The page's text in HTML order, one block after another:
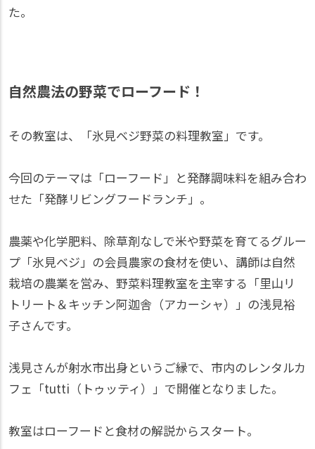
た。
自然農法の野菜でローフード！
その教室は、「氷見ベジ野菜の料理教室」です。
今回のテーマは「ローフード」と発酵調味料を組み合わ
せた「発酵リビングフードランチ」。
農薬や化学肥料、除草剤なしで米や野菜を育てるグルー
プ「氷見ベジ」の会員農家の食材を使い、講師は自然
栽培の農業を営み、野菜料理教室を主宰する「里山リ
トリート＆キッチン阿迦舎（アカーシャ）」の浅見裕
子さんです。
浅見さんが射水市出身というご縁で、市内のレンタルカ
フェ「tutti（トゥッティ）」で開催となりました。
教室はローフードと食材の解説からスタート。